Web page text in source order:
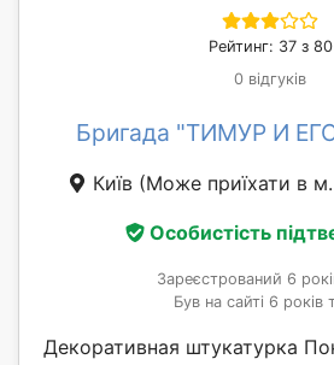
Рейтинг: 37 з 80
0 відгуків
Бригада "ТИМУР И
Київ (Може приїхати в
Особистість
Зареєстрований 6
Був на сайті 6 років
Декоративная штукатурка